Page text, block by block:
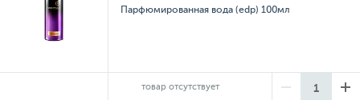
Парфюмированная вода (edp) 100мл
товар отсутствует